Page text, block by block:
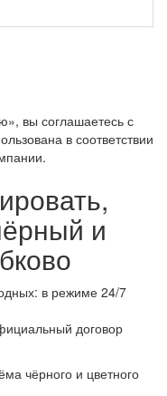
вы соглашаетесь с
в соответствии
и
в режиме 24/7
договор
чёрного и цветного